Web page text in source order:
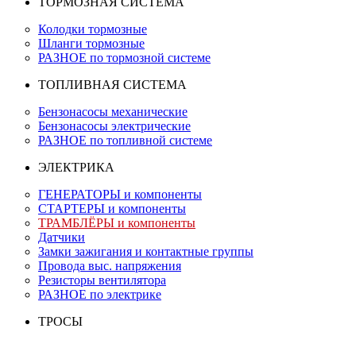
Колодки тормозные
Шланги тормозные
РАЗНОЕ по тормозной системе
ТОПЛИВНАЯ СИСТЕМА
Бензонасосы механические
Бензонасосы электрические
РАЗНОЕ по топливной системе
ЭЛЕКТРИКА
ГЕНЕРАТОРЫ и компоненты
СТАРТЕРЫ и компоненты
ТРАМБЛЁРЫ и компоненты
Датчики
Замки зажигания и контактные группы
Провода выс. напряжения
Резисторы вентилятора
РАЗНОЕ по электрике
ТРОСЫ